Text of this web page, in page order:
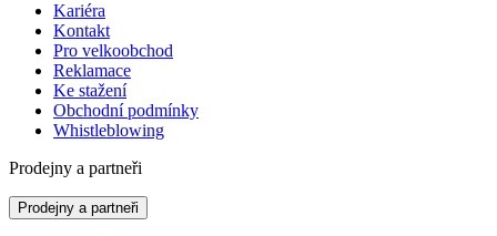
Kariéra
Kontakt
Pro velkoobchod
Reklamace
Ke stažení
Obchodní podmínky
Whistleblowing
Prodejny a partneři
Prodejny a partneři